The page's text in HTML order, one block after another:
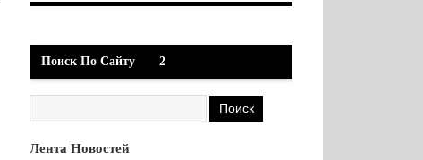
Поиск По Сайту 2
Лента Новостей